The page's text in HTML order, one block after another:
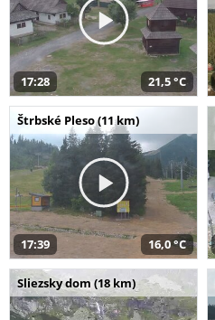
17:28 21,5 °C
Štrbské Pleso (11 km)
17:39 16,0 °C
Sliezsky dom (18 km)